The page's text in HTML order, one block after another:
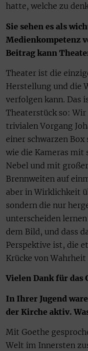
hatte, welche zu
Sie sehen es als
Medienkompetenz
Beitrag kann
Theater ist die
Herstellung und die
verfolgen kann. Das
Theaterstück so:
trivialen Vorgang
einer schwarzen Box
wie die Kameras mit
Nebel und mit
Brennweiten auf
aber in Wirklichkeit
sondern die nur
unterscheiden
dem Bild, und dass
Perspektive ist, die
Krücke von Wahrheit
Vielen Dank für das
In Ihrer Jugend
der Kirche aktiv.
Mit Goethe
Welt im Innersten